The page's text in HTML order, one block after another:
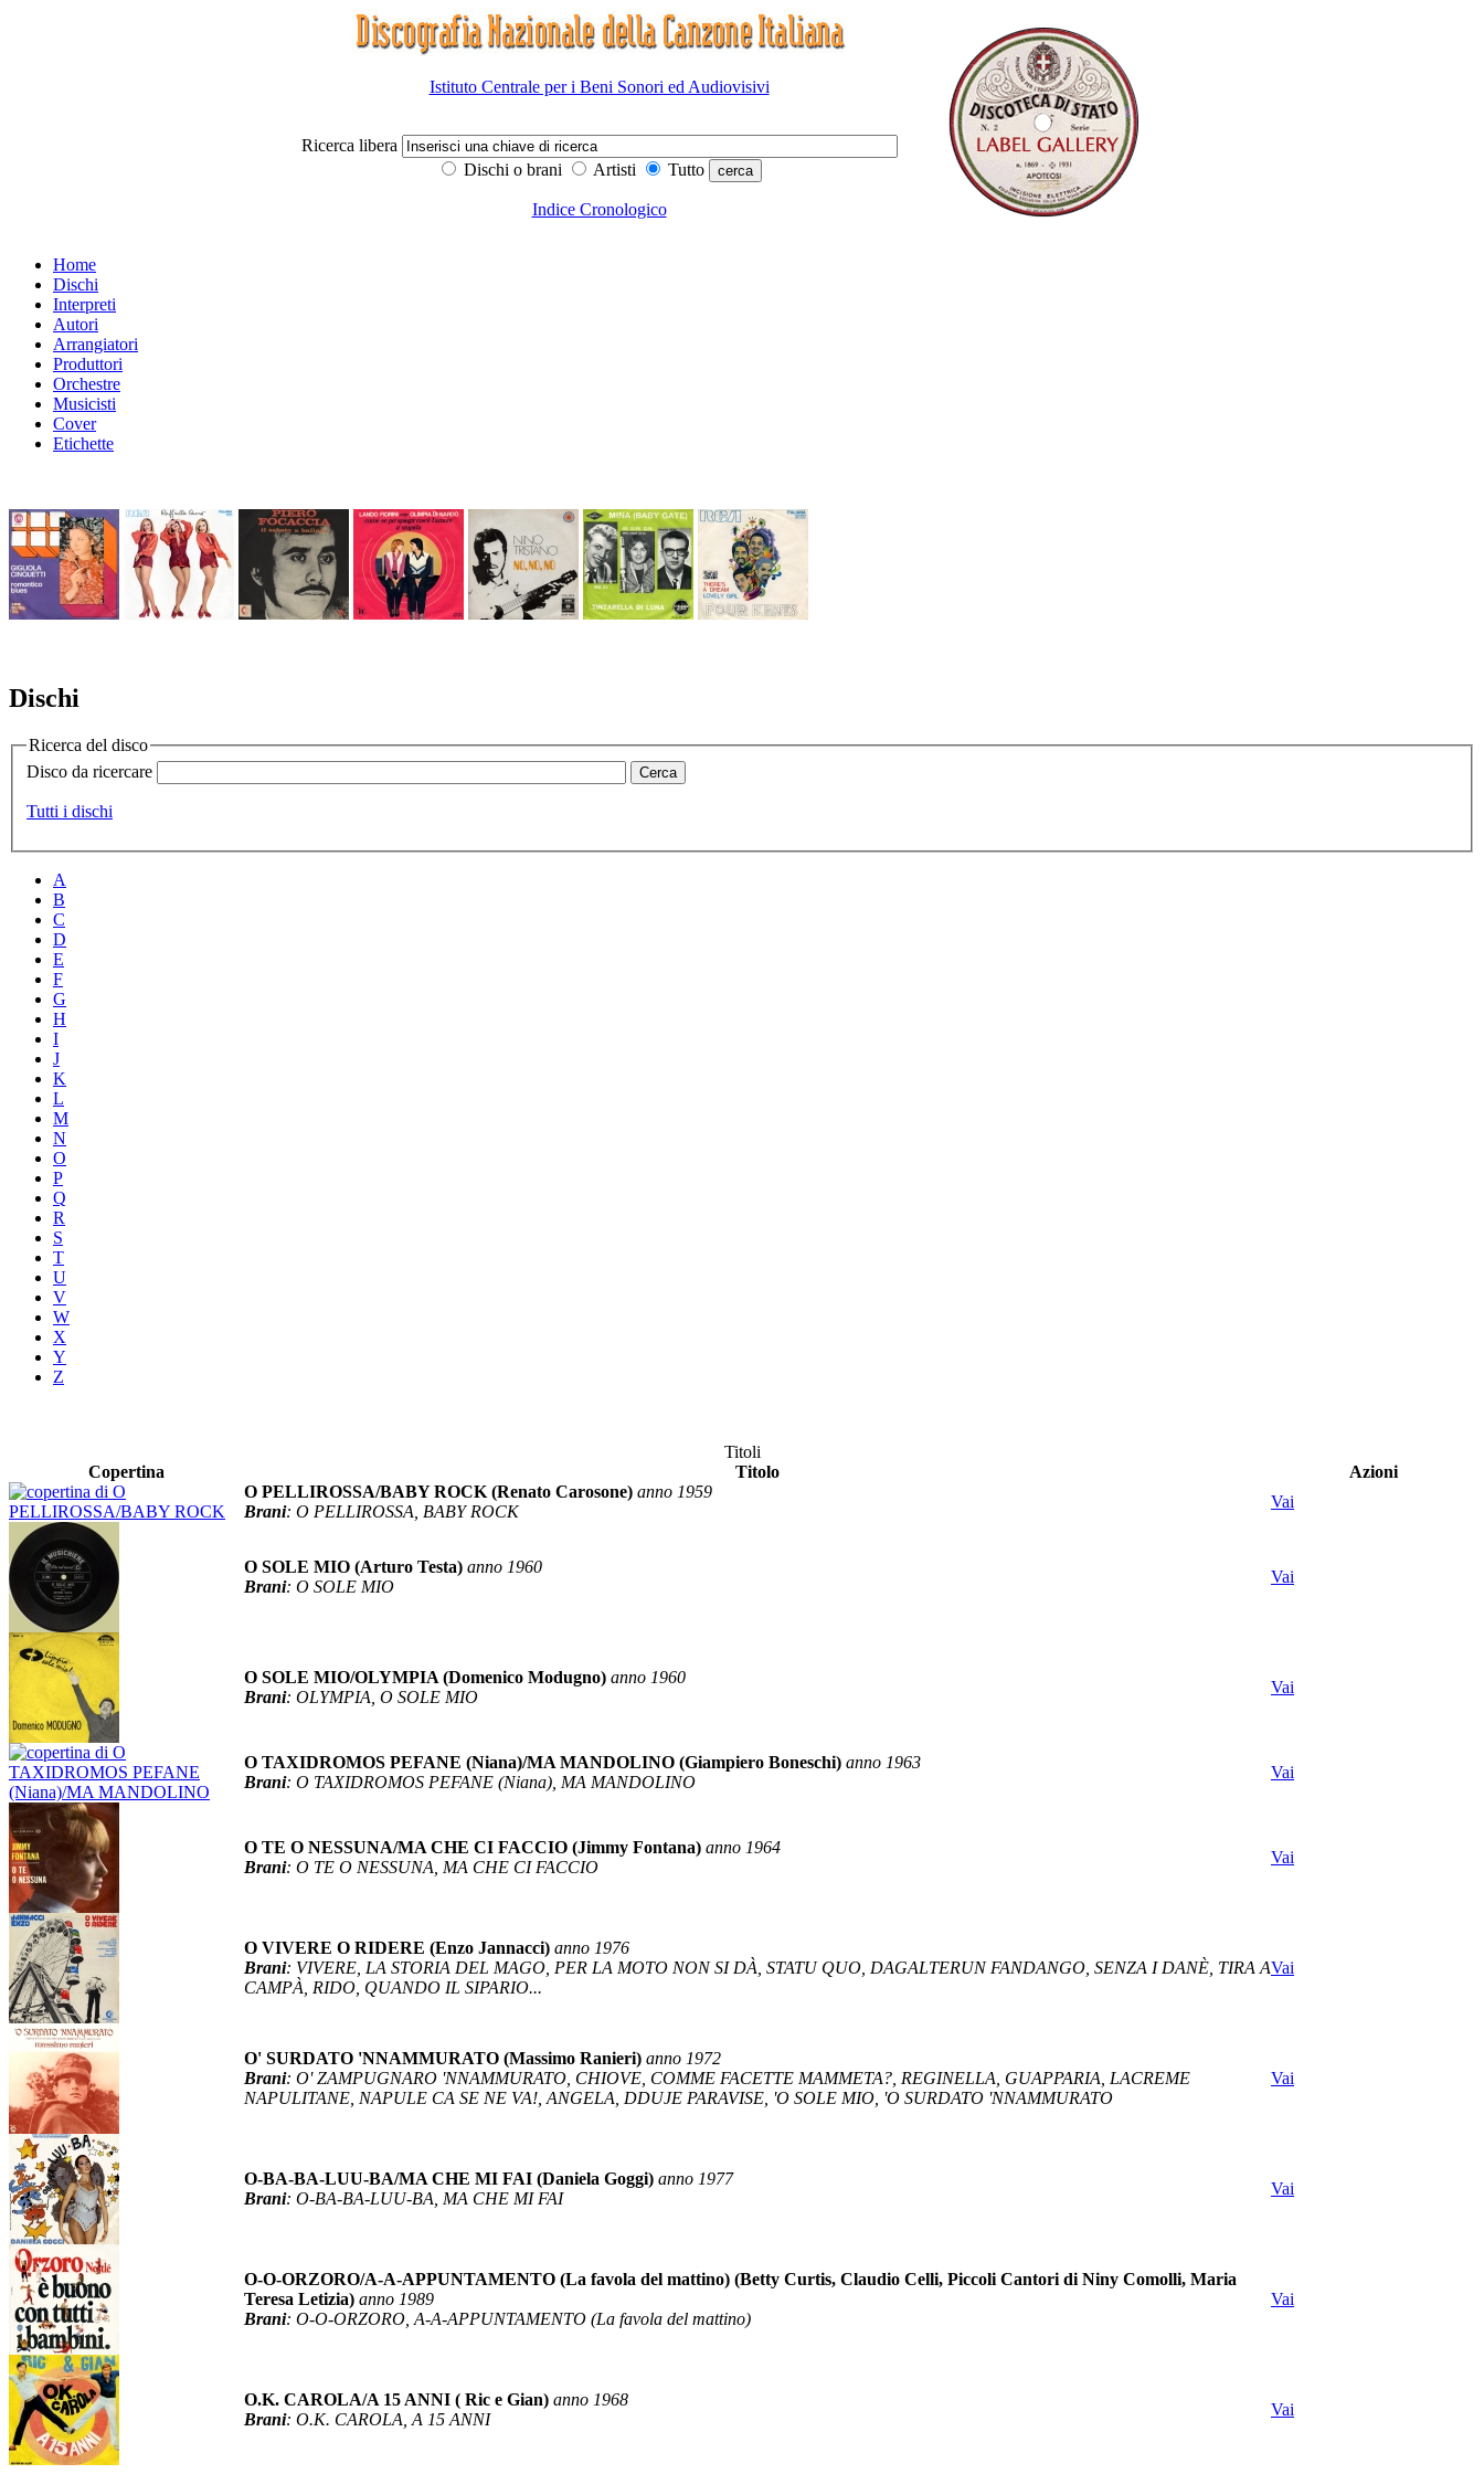
Istituto Centrale per i Beni Sonori ed Audiovisivi
Ricerca libera
Dischi o brani
Artisti Tutto
Indice Cronologico
Home
Dischi
Interpreti
Autori
Arrangiatori
Produttori
Orchestre
Musicisti
Cover
Etichette
Dischi
Ricerca del disco
Disco da ricercare
Tutti i dischi
A
B
C
D
E
F
G
H
I
J
K
L
M
N
O
P
Q
R
S
T
U
V
W
X
Y
Z
Titoli
Copertina
Titolo
Azioni
O PELLIROSSA/BABY ROCK (Renato Carosone) anno 1959
Brani: O PELLIROSSA, BABY ROCK
Vai
O SOLE MIO (Arturo Testa) anno 1960
Brani: O SOLE MIO
Vai
O SOLE MIO/OLYMPIA (Domenico Modugno) anno 1960
Brani: OLYMPIA, O SOLE MIO
Vai
O TAXIDROMOS PEFANE (Niana)/MA MANDOLINO (Giampiero Boneschi) anno 1963
Brani: O TAXIDROMOS PEFANE (Niana), MA MANDOLINO
Vai
O TE O NESSUNA/MA CHE CI FACCIO (Jimmy Fontana) anno 1964
Brani: O TE O NESSUNA, MA CHE CI FACCIO
Vai
O VIVERE O RIDERE (Enzo Jannacci) anno 1976
Brani: VIVERE, LA STORIA DEL MAGO, PER LA MOTO NON SI DÀ, STATU QUO, DAGALTERUN FANDANGO, SENZA I DANÈ, TIRA A
CAMPÀ, RIDO, QUANDO IL SIPARIO...
Vai
O' SURDATO 'NNAMMURATO (Massimo Ranieri) anno 1972
Brani: O' ZAMPUGNARO 'NNAMMURATO, CHIOVE, COMME FACETTE MAMMETA?, REGINELLA, GUAPPARIA, LACREME
NAPULITANE, NAPULE CA SE NE VA!, ANGELA, DDUJE PARAVISE, 'O SOLE MIO, 'O SURDATO 'NNAMMURATO
Vai
O-BA-BA-LUU-BA/MA CHE MI FAI (Daniela Goggi) anno 1977
Brani: O-BA-BA-LUU-BA, MA CHE MI FAI
Vai
O-O-ORZORO/A-A-APPUNTAMENTO (La favola del mattino) (Betty Curtis, Claudio Celli, Piccoli Cantori di Niny Comolli, Maria
Teresa Letizia) anno 1989
Brani: O-O-ORZORO, A-A-APPUNTAMENTO (La favola del mattino)
Vai
O.K. CAROLA/A 15 ANNI ( Ric e Gian) anno 1968
Brani: O.K. CAROLA, A 15 ANNI
Vai